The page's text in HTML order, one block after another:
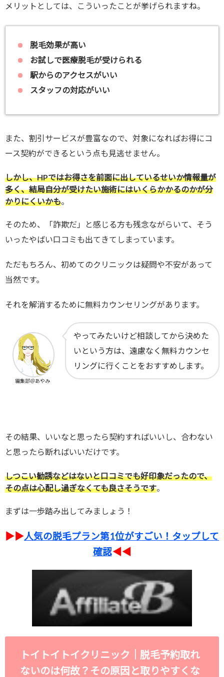
メリットとしては、こういったことが挙げられますね。
脱毛効果が高い
お試しで医療脱毛が受けられる
駅からのアクセスがいい
スタッフの対応がいい
また、割引サービスが豊富なので、対象になればお得にコ
ース契約ができるという点も見逃せません。
しかし、HPではお得さを前面に出しているせいか情報量が
多く、結局自分が受けたい施術にはいくらかかるのかが分
かりにくいかも。
そのため、「詐欺だ」と感じる方も残念ながらいて、そう
いったやばい口コミも出てきてしまっています。
ただもちろん、初めてのクリニックは疑問や不安があって
当然です。
それを解消するために無料カウンセリングがあります。
やってみたいけど相談してから決めた
いという方は、遠慮なく無料カウンセ
リングに行くことをおすすめします。
編集部＠あやみ
その結果、いいなと思ったら契約すればいいし、合わない
と思ったら断ればいいだけです。
しつこい勧誘などはないと口コミでも好印象だったので、
その点は心配し過ぎなくても良さそうです。
まずは一歩踏み出してみましょう！
▶︎▶︎人気の脱毛プラン第1位がすごい！タップして
確認◀︎◀︎
トイトイトイクリニック｜脱毛予約取れ
ないのは何故？その原因と取りやすくな